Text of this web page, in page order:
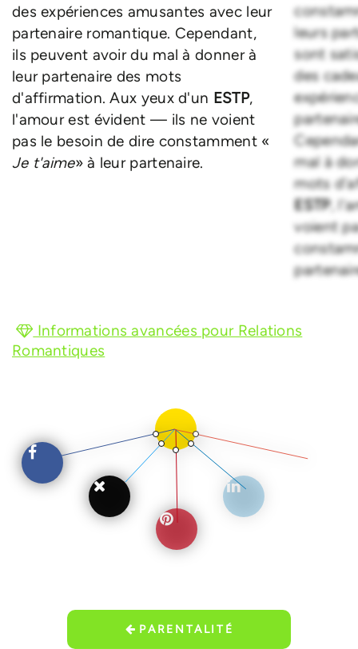
des expériences amusantes avec leur
partenaire romantique. Cependant,
ils peuvent avoir du mal à donner à
leur partenaire des mots
d'affirmation. Aux yeux d'un ESTP,
l'amour est évident — ils ne voient
pas le besoin de dire constamment «
Je t'aime» à leur partenaire.
leurs
sont
des
mal à
mots
ESTP,
voient
Informations avancées pour Relations
Romantiques
PARENTALITÉ